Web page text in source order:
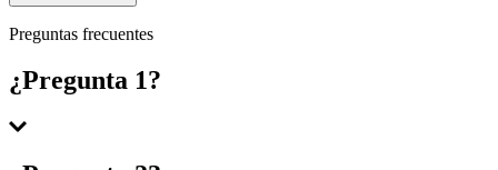
Preguntas frecuentes
¿Pregunta 1?
Respuesta 1